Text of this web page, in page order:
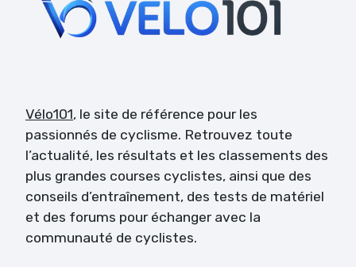
Vélo101, le site de référence pour les
passionnés de cyclisme. Retrouvez toute
l’actualité, les résultats et les classements des
plus grandes courses cyclistes, ainsi que des
conseils d’entraînement, des tests de matériel
et des forums pour échanger avec la
communauté de cyclistes.